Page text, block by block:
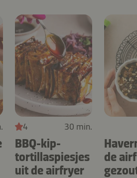
4 30 min.
BBQ-kip-
tortillaspiesjes
uit de airfryer
de